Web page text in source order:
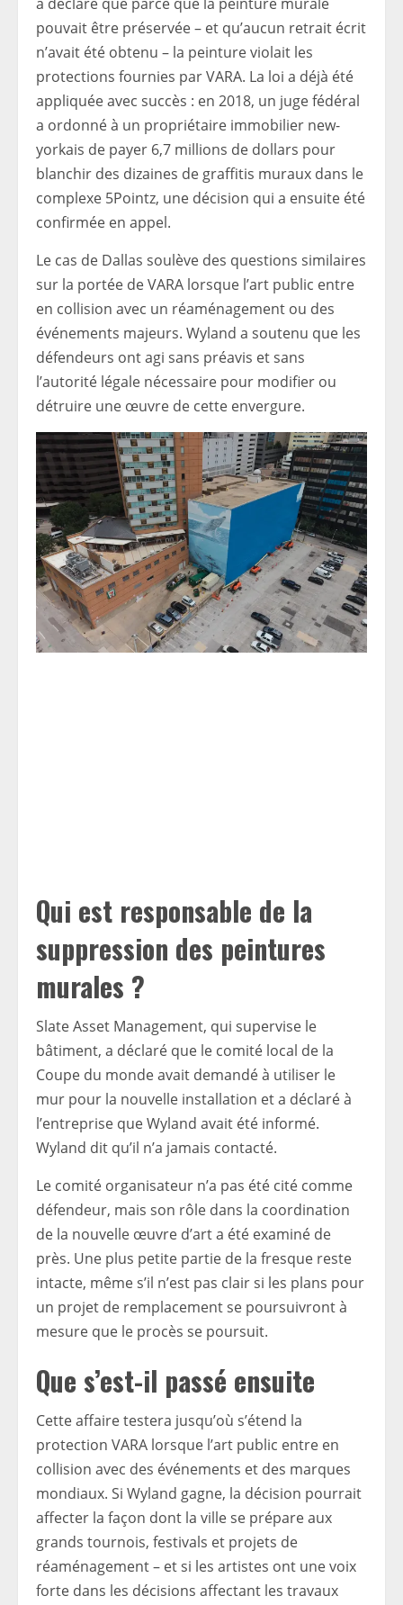
pouvait être préservée – et qu’aucun retrait écrit
n’avait été obtenu – la peinture violait les
protections fournies par VARA. La loi a déjà été
appliquée avec succès : en 2018, un juge fédéral
a ordonné à un propriétaire immobilier new-
yorkais de payer 6,7 millions de dollars pour
blanchir des dizaines de graffitis muraux dans le
complexe 5Pointz, une décision qui a ensuite été
confirmée en appel.
Le cas de Dallas soulève des questions similaires
sur la portée de VARA lorsque l’art public entre
en collision avec un réaménagement ou des
événements majeurs. Wyland a soutenu que les
défendeurs ont agi sans préavis et sans
l’autorité légale nécessaire pour modifier ou
détruire une œuvre de cette envergure.
Qui est responsable de la
suppression des peintures
murales ?
Slate Asset Management, qui supervise le
bâtiment, a déclaré que le comité local de la
Coupe du monde avait demandé à utiliser le
mur pour la nouvelle installation et a déclaré à
l’entreprise que Wyland avait été informé.
Wyland dit qu’il n’a jamais contacté.
Le comité organisateur n’a pas été cité comme
défendeur, mais son rôle dans la coordination
de la nouvelle œuvre d’art a été examiné de
près. Une plus petite partie de la fresque reste
intacte, même s’il n’est pas clair si les plans pour
un projet de remplacement se poursuivront à
mesure que le procès se poursuit.
Que s’est-il passé ensuite
Cette affaire testera jusqu’où s’étend la
protection VARA lorsque l’art public entre en
collision avec des événements et des marques
mondiaux. Si Wyland gagne, la décision pourrait
affecter la façon dont la ville se prépare aux
grands tournois, festivals et projets de
réaménagement – ​​et si les artistes ont une voix
forte dans les décisions affectant les travaux